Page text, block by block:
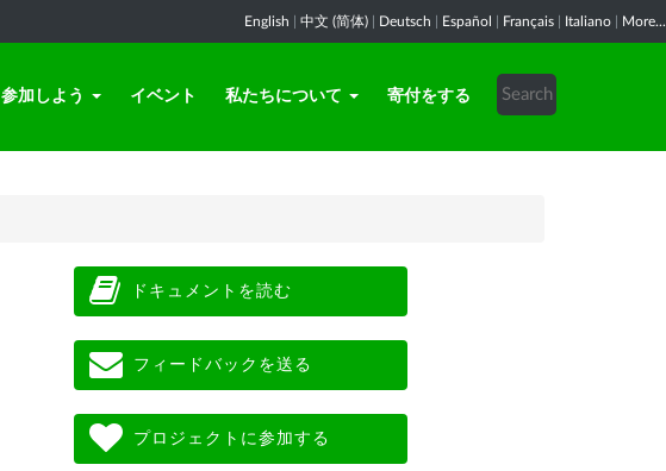
English 中文 (简体) Deutsch Español Français Italiano More...
参加しよう イベント 私たちについて 寄付をする
ドキュメントを読む
フィードバックを送る
プロジェクトに参加する